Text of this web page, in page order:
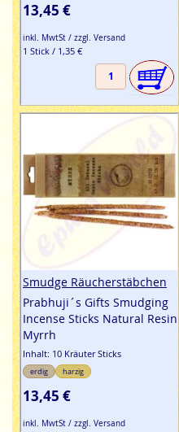
13,45 €
inkl. MwtSt / zzgl. Versand
1 Stick / 1,35 €
Smudge Räucherstäbchen
Prabhuji´s Gifts Smudging
Incense Sticks Natural Resin
Myrrh
Inhalt: 10 Kräuter Sticks
erdig harzig
13,45 €
inkl. MwtSt / zzgl. Versand